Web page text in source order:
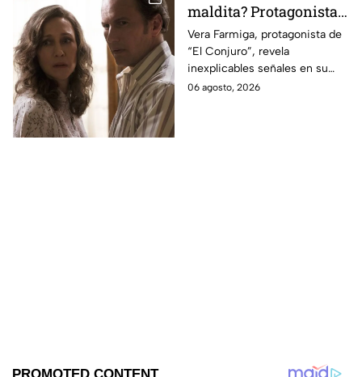
maldita? Protagonista
revela INQUIETANTES
señales en su cuerpo
durante la grabación de
la película
Vera Farmiga, protagonista de
“El Conjuro”, revela
inexplicables señales en su
cuerpo durante el rodaje de la
06 agosto, 2026